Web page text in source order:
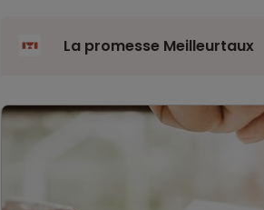
La promesse Meilleurtaux